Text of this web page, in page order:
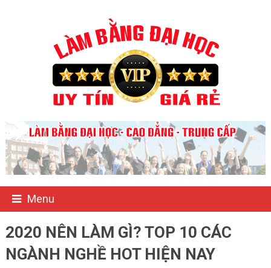
Menu
2020 NÊN LÀM GÌ? TOP 10 CÁC
NGÀNH NGHỀ HOT HIỆN NAY